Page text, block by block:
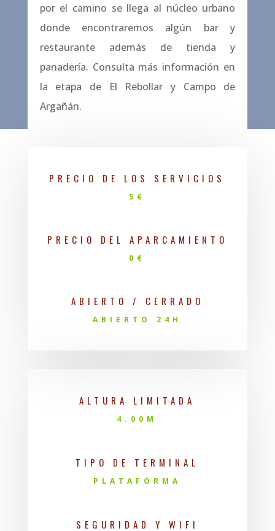
por el camino se llega al núcleo urbano
donde encontraremos algún bar y
restaurante además de tienda y
panadería. Consulta más información en
la etapa de El Rebollar y Campo de
Argañán.
PRECIO DE LOS SERVICIOS
5€
PRECIO DEL APARCAMIENTO
0€
ABIERTO / CERRADO
ABIERTO 24H
ALTURA LIMITADA
4.00M
TIPO DE TERMINAL
PLATAFORMA
SEGURIDAD Y WIFI